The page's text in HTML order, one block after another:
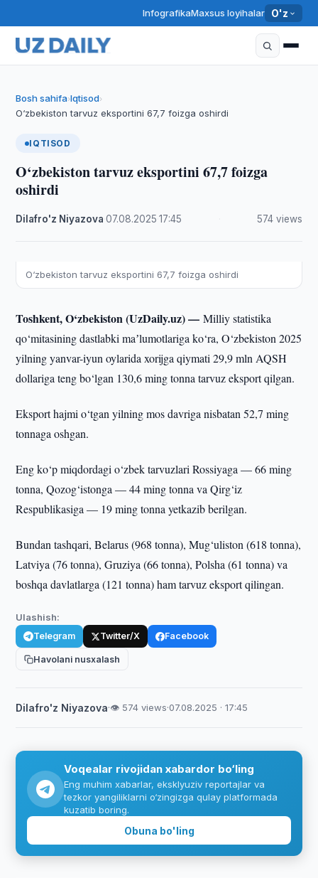
InfografikaMaxsus loyihalar O'z
Bosh sahifa›Iqtisod›
O‘zbekiston tarvuz eksportini 67,7 foizga oshirdi
IQTISOD
O‘zbekiston tarvuz eksportini 67,7 foizga
oshirdi
Dilafro'z Niyazova ·07.08.2025 ·17:45 574 views
O‘zbekiston tarvuz eksportini 67,7 foizga oshirdi
Toshkent, O‘zbekiston (UzDaily.uz) —Milliy statistika
qo‘mitasining dastlabki maʼlumotlariga ko‘ra, O‘zbekiston 2025
yilning yanvar-iyun oylarida xorijga qiymati 29,9 mln AQSH
dollariga teng bo‘lgan 130,6 ming tonna tarvuz eksport qilgan.
Eksport hajmi o‘tgan yilning mos davriga nisbatan 52,7 ming
tonnaga oshgan.
Eng ko‘p miqdordagi o‘zbek tarvuzlari Rossiyaga — 66 ming
tonna, Qozog‘istonga — 44 ming tonna va Qirg‘iz
Respublikasiga — 19 ming tonna yetkazib berilgan.
Bundan tashqari, Belarus (968 tonna), Mug‘uliston (618 tonna),
Latviya (76 tonna), Gruziya (66 tonna), Polsha (61 tonna) va
boshqa davlatlarga (121 tonna) ham tarvuz eksport qilingan.
Ulashish:
Telegram Twitter/X Facebook
Havolani nusxalash
Dilafro'z Niyazova·👁 574 views·07.08.2025 · 17:45
Voqealar rivojidan xabardor bo‘ling
Eng muhim xabarlar, eksklyuziv reportajlar va
tezkor yangiliklarni o‘zingizga qulay platformada
kuzatib boring.
Obuna bo'ling